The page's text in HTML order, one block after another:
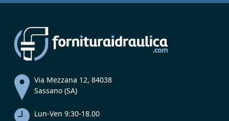
Via Mezzana 12, 84038
Sassano (SA)
Lun-Ven 9:30-18.00